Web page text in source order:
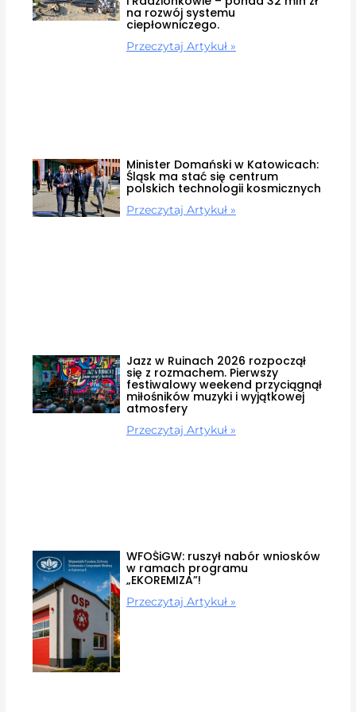
na rozwój systemu
ciepłowniczego.
Przeczytaj Artykuł »
Minister Domański w Katowicach:
Śląsk ma stać się centrum
polskich technologii kosmicznych
Przeczytaj Artykuł »
Jazz w Ruinach 2026 rozpoczął
się z rozmachem. Pierwszy
festiwalowy weekend przyciągnął
miłośników muzyki i wyjątkowej
atmosfery
Przeczytaj Artykuł »
WFOŚiGW: ruszył nabór wniosków
w ramach programu
„EKOREMIZA”!
Przeczytaj Artykuł »